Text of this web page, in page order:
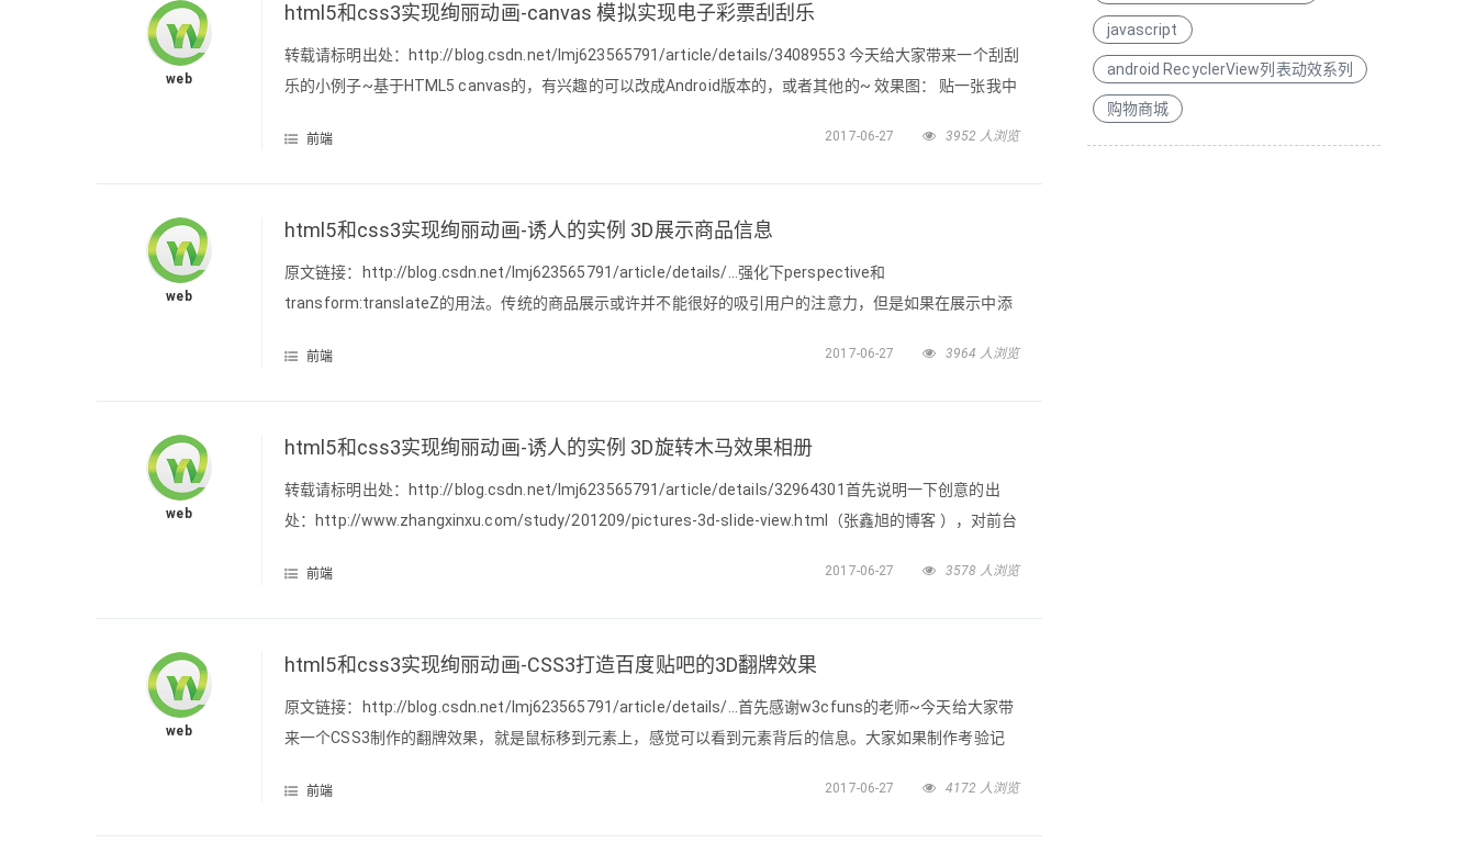
web
html5和css3实现绚丽动画-canvas 模拟实现电子彩票刮刮乐
转载请标明出处：http://blog.csdn.net/lmj623565791/article/details/34089553 今天给大家带来一个刮刮
乐的小例子~基于HTML5 canvas的，有兴趣的可以改成Android版本的，或者其他的~ 效果图： 贴一张我中
前端 2017-06-27 3952 人浏览
web
html5和css3实现绚丽动画-诱人的实例 3D展示商品信息
原文链接：http://blog.csdn.net/lmj623565791/article/details/...强化下perspective和
transform:translateZ的用法。传统的商品展示或许并不能很好的吸引用户的注意力，但是如果在展示中添
该是w3cplus上的。当然了，重点是教大
前端 2017-06-27 3964 人浏览
web
html5和css3实现绚丽动画-诱人的实例 3D旋转木马效果相册
转载请标明出处：http://blog.csdn.net/lmj623565791/article/details/32964301首先说明一下创意的出
处：http://www.zhangxinxu.com/study/201209/pictures-3d-slide-view.html（张鑫旭的博客 ），对前台
前端 2017-06-27 3578 人浏览
web
html5和css3实现绚丽动画-CSS3打造百度贴吧的3D翻牌效果
原文链接：http://blog.csdn.net/lmj623565791/article/details/...首先感谢w3cfuns的老师~今天给大家带
来一个CSS3制作的翻牌效果，就是鼠标移到元素上，感觉可以看到元素背后的信息。大家如果制作考验记
试下，哈~效果图：实例用到的一些css3的新属性：
前端 2017-06-27 4172 人浏览
javascript
android RecyclerView列表动效系列
购物商城